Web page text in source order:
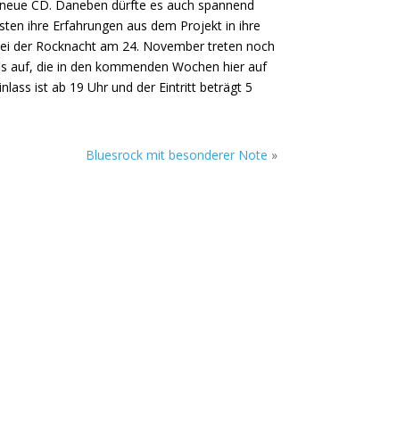
CD. Daneben dürfte es auch spannend
ihre Erfahrungen aus dem Projekt in ihre
der Rocknacht am 24. November treten noch
auf, die in den kommenden Wochen hier auf
ist ab 19 Uhr und der Eintritt beträgt 5
Bluesrock mit besonderer Note »